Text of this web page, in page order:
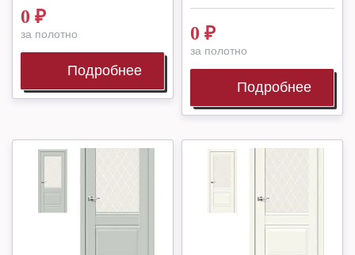
0 ₽
за полотно
Подробнее
0 ₽
за полотно
Подробнее